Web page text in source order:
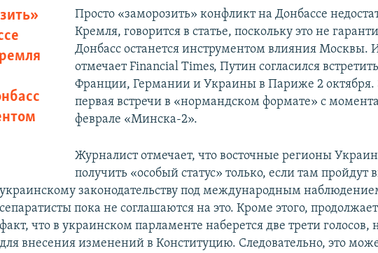
Просто «заморозить» конфликт на Донбассе
Кремля, говорится в статье, поскольку это не
Донбасс останется инструментом влияния Москвы.
отмечает Financial Times, Путин согласился
Франции, Германии и Украины в Париже 2 октября.
первая встречи в «нормандском формате» с момента
феврале «Минска-2».
Журналист отмечает, что восточные регионы
получить «особый статус» только, если там пройдут
украинскому законодательству под международным
сепаратисты пока не соглашаются на это. Кроме этого,
факт, что в украинском парламенте наберется две трети
для внесения изменений в Конституцию. Следовательно, это